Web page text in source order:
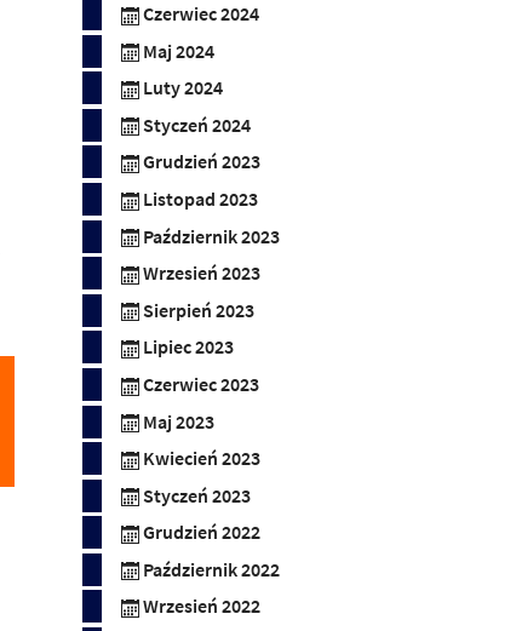
Czerwiec 2024
Maj 2024
Luty 2024
Styczeń 2024
Grudzień 2023
Listopad 2023
Październik 2023
Wrzesień 2023
Sierpień 2023
Lipiec 2023
Czerwiec 2023
Maj 2023
Kwiecień 2023
Styczeń 2023
Grudzień 2022
Październik 2022
Wrzesień 2022